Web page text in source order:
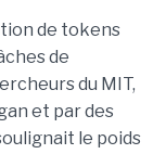
de tokens
de
du MIT,
et par des
le poids